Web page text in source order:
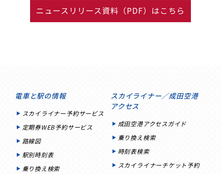
ニュースリリース資料（PDF）はこちら
電車と駅の情報
スカイライナー予約サービス
定期券WEB予約サービス
路線図
駅別時刻表
乗り換え検索
スカイライナー／成田空港
アクセス
成田空港アクセスガイド
乗り換え検索
時刻表検索
スカイライナーチケット予約